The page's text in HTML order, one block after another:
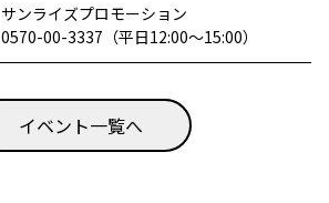
サンライズプロモーション
0570-00-3337（平日12:00〜15:00）
イベント一覧へ